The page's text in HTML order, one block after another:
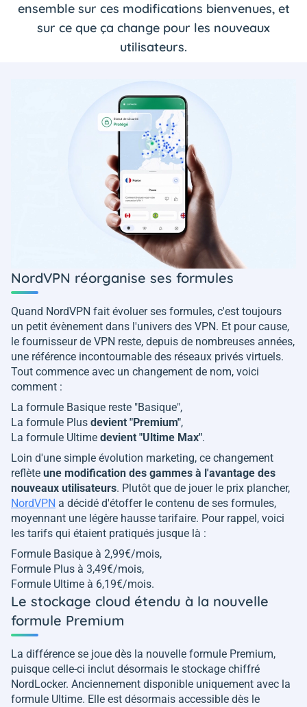
ensemble sur ces modifications bienvenues, et
sur ce que ça change pour les nouveaux
utilisateurs.
NordVPN réorganise ses formules
Quand NordVPN fait évoluer ses formules, c'est toujours
un petit évènement dans l'univers des VPN. Et pour cause,
le fournisseur de VPN reste, depuis de nombreuses années,
une référence incontournable des réseaux privés virtuels.
Tout commence avec un changement de nom, voici
comment :
La formule Basique reste "Basique",
La formule Plus devient "Premium",
La formule Ultime devient "Ultime Max".
Loin d'une simple évolution marketing, ce changement
reflète une modification des gammes à l'avantage des
nouveaux utilisateurs. Plutôt que de jouer le prix plancher,
NordVPN a décidé d'étoffer le contenu de ses formules,
moyennant une légère hausse tarifaire. Pour rappel, voici
les tarifs qui étaient pratiqués jusque là :
Formule Basique à 2,99€/mois,
Formule Plus à 3,49€/mois,
Formule Ultime à 6,19€/mois.
Le stockage cloud étendu à la nouvelle
formule Premium
La différence se joue dès la nouvelle formule Premium,
puisque celle-ci inclut désormais le stockage chiffré
NordLocker. Anciennement disponible uniquement avec la
formule Ultime. Elle est désormais accessible dès le